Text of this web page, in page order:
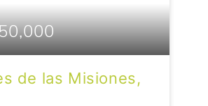
de las Misiones,